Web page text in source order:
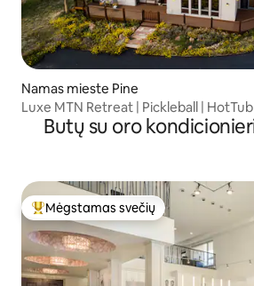
Namas mieste Pine
Luxe MTN Retreat | Pickleball |
Butų su oro
Svečių mėgstamiausias
Mėgstamas svečių